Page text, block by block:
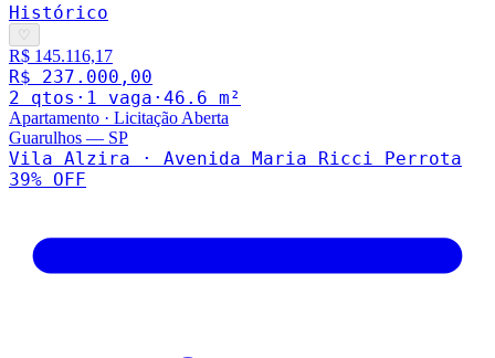
Histórico
♡
R$ 145.116,17
R$ 237.000,00
2 qtos · 1 vaga · 46.6 m²
Apartamento · Licitação Aberta
Guarulhos — SP
Vila Alzira · Avenida Maria Ricci Perrota
39% OFF